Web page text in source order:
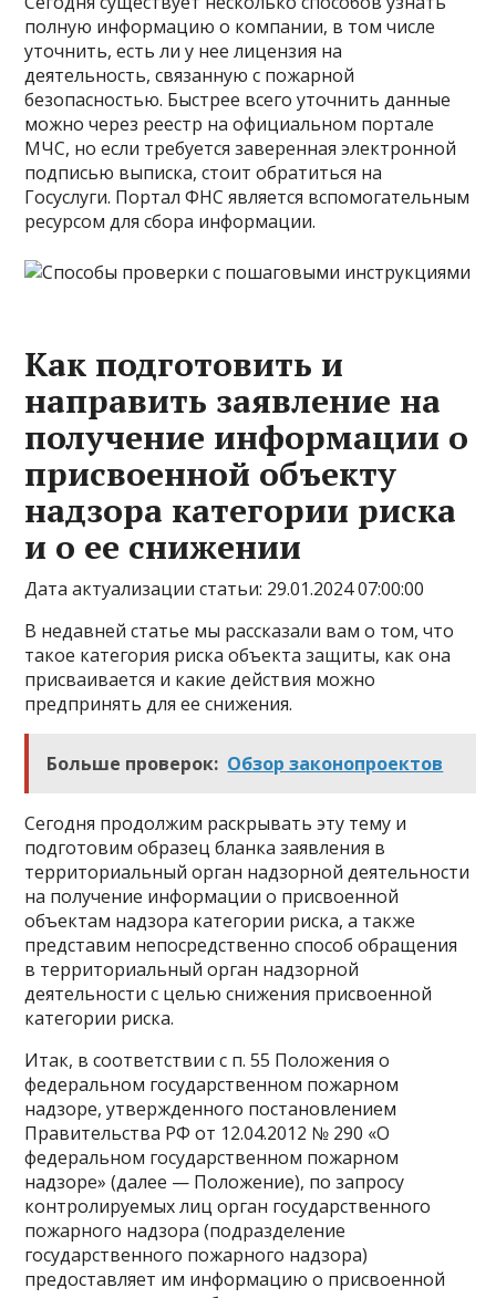
полную информацию о компании, в том числе
уточнить, есть ли у нее лицензия на
деятельность, связанную с пожарной
безопасностью. Быстрее всего уточнить данные
можно через реестр на официальном портале
МЧС, но если требуется заверенная электронной
подписью выписка, стоит обратиться на
Госуслуги. Портал ФНС является вспомогательным
ресурсом для сбора информации.
Как подготовить и
направить заявление на
получение информации о
присвоенной объекту
надзора категории риска
и о ее снижении
Дата актуализации статьи: 29.01.2024 07:00:00
В недавней статье мы рассказали вам о том, что
такое категория риска объекта защиты, как она
присваивается и какие действия можно
предпринять для ее снижения.
Больше проверок: Обзор законопроектов
Сегодня продолжим раскрывать эту тему и
подготовим образец бланка заявления в
территориальный орган надзорной деятельности
на получение информации о присвоенной
объектам надзора категории риска, а также
представим непосредственно способ обращения
в территориальный орган надзорной
деятельности с целью снижения присвоенной
категории риска.
Итак, в соответствии с п. 55 Положения о
федеральном государственном пожарном
надзоре, утвержденного постановлением
Правительства РФ от 12.04.2012 № 290 «О
федеральном государственном пожарном
надзоре» (далее — Положение), по запросу
контролируемых лиц орган государственного
пожарного надзора (подразделение
государственного пожарного надзора)
предоставляет им информацию о присвоенной